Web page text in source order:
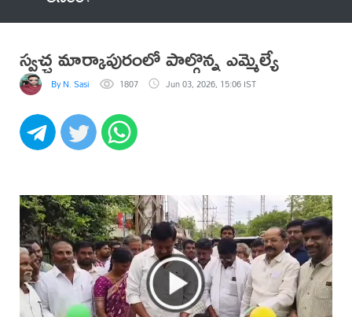
స్వచ్ఛ మార్కాపురంలో పాల్గొన్న ఎమ్మెల్యే
By N. Sasi 1807 Jun 03, 2026, 15:06 IST